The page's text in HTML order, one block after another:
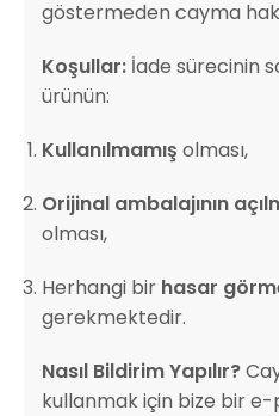
göstermeden cayma
Koşullar: İade sürecinin
ürünün:
Kullanılmamış olması,
Orijinal ambalajının
olması,
Herhangi bir hasar
gerekmektedir.
Nasıl Bildirim Yapılır?
kullanmak için bize bir